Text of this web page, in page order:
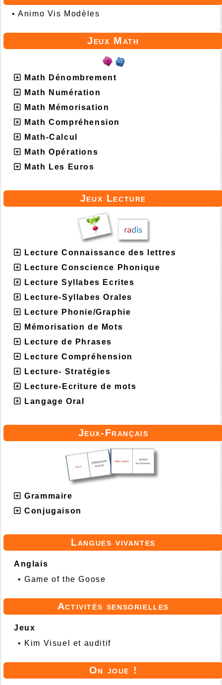
•Animo Vis Modèles
Jeux Math
Math Dénombrement
Math Numération
Math Mémorisation
Math Compréhension
Math-Calcul
Math Opérations
Math Les Euros
Jeux Lecture
Lecture Connaissance des lettres
Lecture Conscience Phonique
Lecture Syllabes Ecrites
Lecture-Syllabes Orales
Lecture Phonie/Graphie
Mémorisation de Mots
Lecture de Phrases
Lecture Compréhension
Lecture- Stratégies
Lecture-Ecriture de mots
Langage Oral
Jeux-Français
Grammaire
Conjugaison
Langues vivantes
Anglais
•Game of the Goose
Activités sensorielles
Jeux
• Kim Visuel et auditif
On joue !